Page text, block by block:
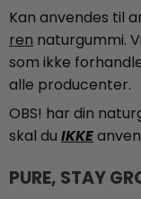
Kan anvendes til
ren naturgummi.
som ikke
alle producenter.
OBS! har din
skal du IKKE
PURE, STAY